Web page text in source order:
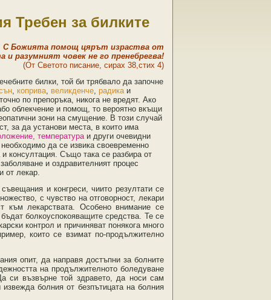
Требен за билките
С Божията помощ цярът израства от
и разумният човек не го пренебрегва!
(От Светото писание, сирах 38,стих 4)
билки, той би трябвало да започне
, коприва, великденче, радика и
по препоръка, никога не вредят. Ако
облекчение и помощ, то вероятно вкъщи
зони на смущение. В този случай
за да установи места, в които има
температураи други очевидни
да се извика своевременно
и консултация. Също така се разбира от
и оздравителният процес
от лекар.
и конгреси, чиито резултати се
с чувство на отговорност, лекари
към лекарствата. Особено внимание се
болкоуспокояващите средства. Те се
контрол и причиняват понякога много
които се взимат по-продължително
опит, да направя достъпни за болните
на продължителното боледуване
си възвърне той здравето, да носи сам
извежда болния от безпътицата на болния